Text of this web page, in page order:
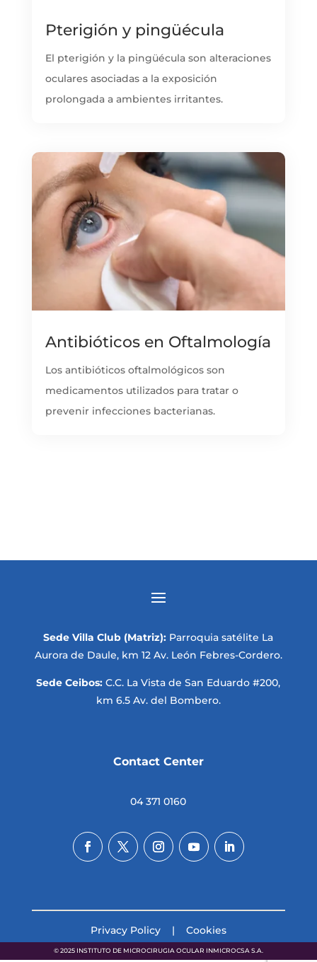
Pterigión y pingüécula
El pterigión y la pingüécula son alteraciones
oculares asociadas a la exposición
prolongada a ambientes irritantes.
Antibióticos en Oftalmología
Los antibióticos oftalmológicos son
medicamentos utilizados para tratar o
prevenir infecciones bacterianas.
Sede Villa Club (Matriz): Parroquia satélite La
Aurora de Daule, km 12 Av. León Febres-Cordero.
Sede Ceibos:C.C. La Vista de San Eduardo #200,
km 6.5 Av. del Bombero.
Contact Center
04 371 0160
Privacy Policy| Cookies
© 2025 INSTITUTO DE MICROCIRUGIA OCULAR INMICROCSA S.A.